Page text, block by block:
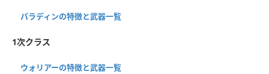
パラディンの特徴と武器一覧
1次クラス
ウォリアーの特徴と武器一覧